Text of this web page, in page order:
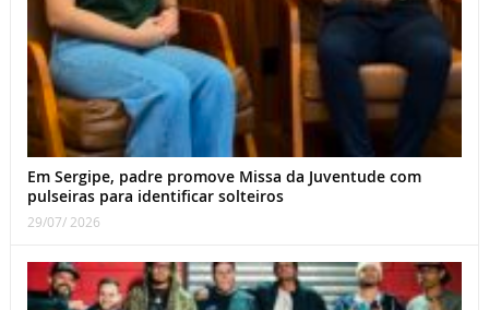
Em Sergipe, padre promove Missa da Juventude com
pulseiras para identificar solteiros
29/07/ 2026